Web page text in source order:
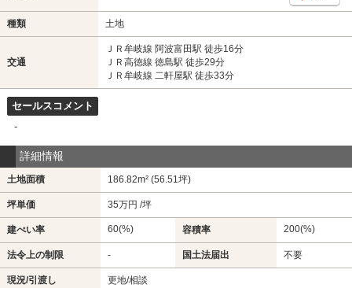
種類 土地
交通
ＪＲ牟岐線 阿波富田駅 徒歩16分
ＪＲ高徳線 徳島駅 徒歩29分
ＪＲ牟岐線 二軒屋駅 徒歩33分
セールスコメント
-
詳細情報
土地面積 186.82m² (56.51坪)
坪単価 35万円 /坪
建ぺい率 60(%) 容積率 200(%)
法令上の制限 - 国土法届出 不要
現況/引渡し 更地/相談